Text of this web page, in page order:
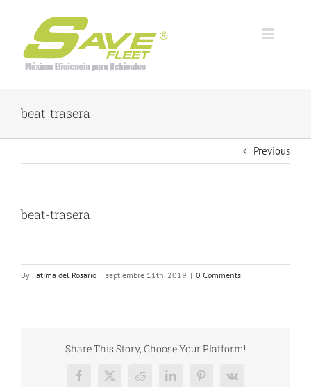
content
beat-trasera
Previous
beat-trasera
By Fatima del Rosario | septiembre 11th, 2019 | 0 Comments
Share This Story, Choose Your Platform!
Facebook
X RedditLinkedInPinterest
Vk